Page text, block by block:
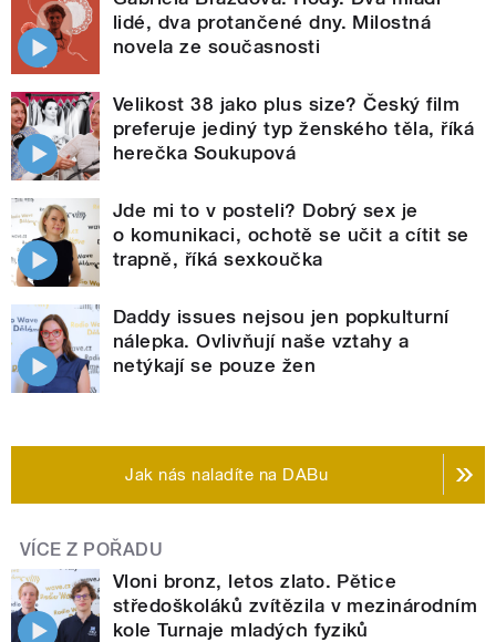
lidé, dva protančené dny. Milostná
novela ze současnosti
Velikost 38 jako plus size? Český film
preferuje jediný typ ženského těla, říká
herečka Soukupová
Jde mi to v posteli? Dobrý sex je
o komunikaci, ochotě se učit a cítit se
trapně, říká sexkoučka
Daddy issues nejsou jen popkulturní
nálepka. Ovlivňují naše vztahy a
netýkají se pouze žen
Jak nás naladíte na DABu
VÍCE Z POŘADU
Vloni bronz, letos zlato. Pětice
středoškoláků zvítězila v mezinárodním
kole Turnaje mladých fyziků